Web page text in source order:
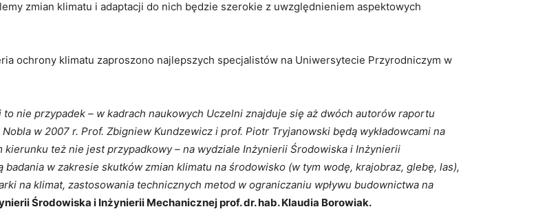
zmian klimatu i adaptacji do nich będzie szerokie z uwzględnieniem aspektowych
ochrony klimatu zaproszono najlepszych specjalistów na Uniwersytecie Przyrodniczym w
nie przypadek – w kadrach naukowych Uczelni znajduje się aż dwóch autorów raportu
w 2007 r. Prof. Zbigniew Kundzewicz i prof. Piotr Tryjanowski będą wykładowcami na
też nie jest przypadkowy – na wydziale Inżynierii Środowiska i Inżynierii
w zakresie skutków zmian klimatu na środowisko (w tym wodę, krajobraz, glebę, las),
na klimat, zastosowania technicznych metod w ograniczaniu wpływu budownictwa na
Środowiska i Inżynierii Mechanicznej prof. dr. hab. Klaudia Borowiak.